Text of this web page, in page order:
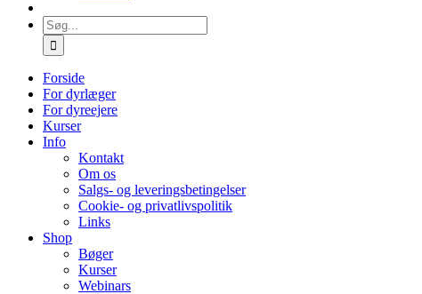
Søg
efter:
Forside
For dyrlæger
For dyreejere
Kurser
Info
Kontakt
Om os
Salgs- og leveringsbetingelser
Cookie- og privatlivspolitik
Links
Shop
Bøger
Kurser
Webinars